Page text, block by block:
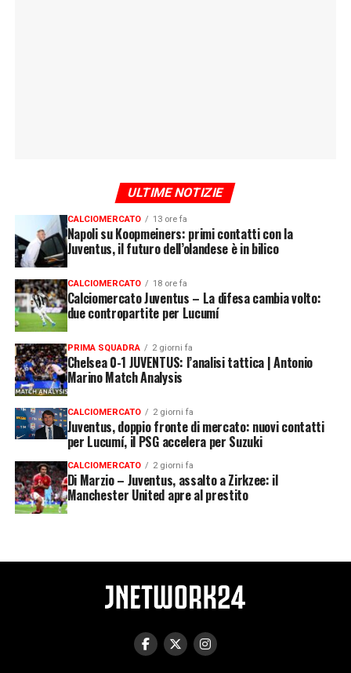
ULTIME NOTIZIE
CALCIOMERCATO 13 ore fa
Napoli su Koopmeiners: primi contatti con la
Juventus, il futuro dell’olandese è in bilico
CALCIOMERCATO 18 ore fa
Calciomercato Juventus – La difesa cambia volto:
due contropartite per Lucumí
PRIMA SQUADRA 2 giorni fa
Chelsea 0-1 JUVENTUS: l’analisi tattica | Antonio
Marino Match Analysis
CALCIOMERCATO 2 giorni fa
Juventus, doppio fronte di mercato: nuovi contatti
per Lucumí, il PSG accelera per Suzuki
CALCIOMERCATO 2 giorni fa
Di Marzio – Juventus, assalto a Zirkzee: il
Manchester United apre al prestito